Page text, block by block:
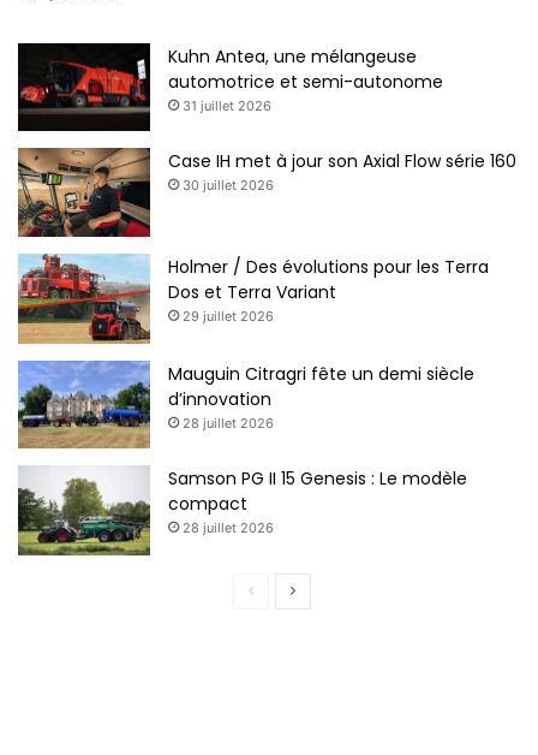
Kuhn Antea, une mélangeuse
automotrice et semi-autonome
31 juillet 2026
Case IH met à jour son Axial Flow série 160
30 juillet 2026
Holmer / Des évolutions pour les Terra
Dos et Terra Variant
29 juillet 2026
Mauguin Citragri fête un demi siècle
d’innovation
28 juillet 2026
Samson PG II 15 Genesis : Le modèle
compact
28 juillet 2026
Page
Page